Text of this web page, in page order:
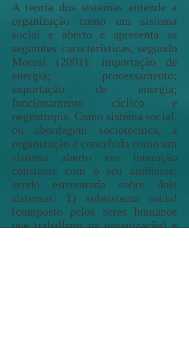
A teoria dos sistemas entende a
organização como um sistema
social e aberto e apresenta as
seguintes características, segundo
Moresi (2001): importação de
energia; processamento;
exportação de energia;
funcionamento cíclico e
negentropia. Como sistema social,
ou abordagem sociotécnica, a
organização é concebida como um
sistema aberto em interação
constante com o seu ambiente,
sendo estruturada sobre dois
sistemas: 1) subsistema social
(composto pelos seres humanos
que trabalham na organização) e